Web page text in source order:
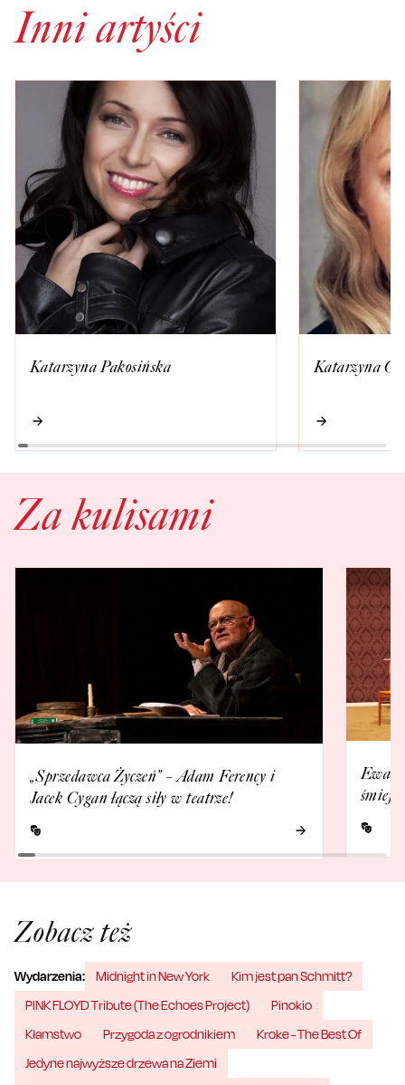
Inni artyści
Katarzyna Pakosińska Katarzyna
Za kulisami
„Sprzedawca Życzeń” – Adam Ferency i
Jacek Cygan łączą siły w teatrze!
Ewa
śmieje
Zobacz też
Wydarzenia: Midnight in New York
Kim jest pan Schmitt?
PINK FLOYD Tribute (The Echoes Project)
Pinokio
Kłamstwo
Przygoda z ogrodnikiem
Kroke - The Best Of
Jedyne najwyższe drzewa na Ziemi